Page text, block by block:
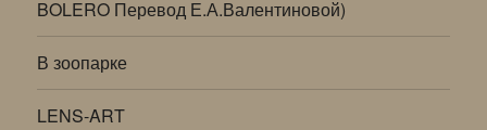
BOLERO Перевод Е.А.Валентиновой)
В зоопарке
LENS-ART